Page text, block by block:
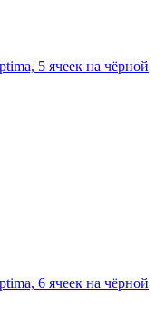
5 ячеек на чёрной
6 ячеек на чёрной